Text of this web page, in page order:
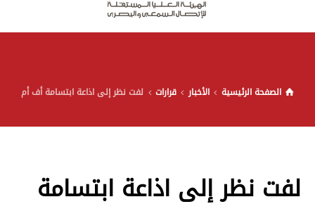
الصفحة الرئيسية الأخبار قرارات لفت نظر إلى اذاعة ابتسامة أف أم
لفت نظر إلى اذاعة ابتسامة